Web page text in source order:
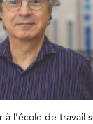
l’école de travail